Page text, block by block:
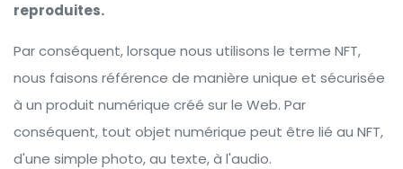
reproduites.
Par conséquent, lorsque nous utilisons le terme NFT,
nous faisons référence de manière unique et sécurisée
à un produit numérique créé sur le Web. Par
conséquent, tout objet numérique peut être lié au NFT,
d'une simple photo, au texte, à l'audio.